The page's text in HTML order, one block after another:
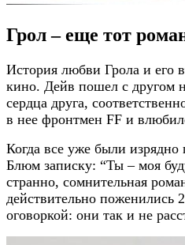
Грол – еще тот
История любви Грола и его
кино. Дейв пошел с другом
сердца друга,
в нее фронтмен FF и
Когда все уже были
Блюм записку: “Ты – моя
странно, сомнительная
действительно поженились
оговоркой: они так и не